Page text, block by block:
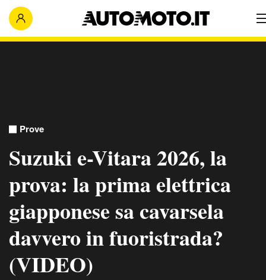
Prove
Suzuki e-Vitara 2026, la
prova: la prima elettrica
giapponese sa cavarsela
davvero in fuoristrada?
(VIDEO)